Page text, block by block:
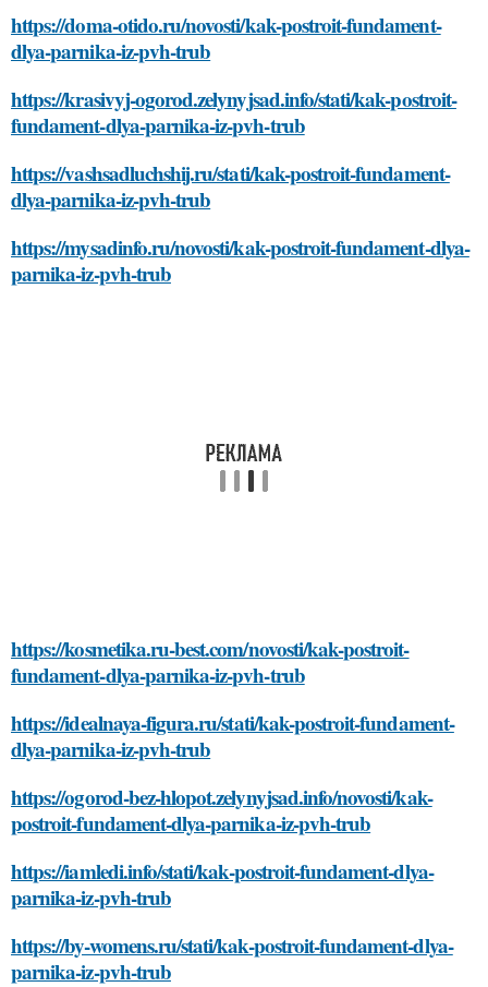
https://doma-otido.ru/novosti/kak-postroit-fundament-
dlya-parnika-iz-pvh-trub
https://krasivyj-ogorod.zelynyjsad.info/stati/kak-postroit-
fundament-dlya-parnika-iz-pvh-trub
https://vashsadluchshij.ru/stati/kak-postroit-fundament-
dlya-parnika-iz-pvh-trub
https://mysadinfo.ru/novosti/kak-postroit-fundament-dlya-
parnika-iz-pvh-trub
https://kosmetika.ru-best.com/novosti/kak-postroit-
fundament-dlya-parnika-iz-pvh-trub
https://idealnaya-figura.ru/stati/kak-postroit-fundament-
dlya-parnika-iz-pvh-trub
https://ogorod-bez-hlopot.zelynyjsad.info/novosti/kak-
postroit-fundament-dlya-parnika-iz-pvh-trub
https://iamledi.info/stati/kak-postroit-fundament-dlya-
parnika-iz-pvh-trub
https://by-womens.ru/stati/kak-postroit-fundament-dlya-
parnika-iz-pvh-trub